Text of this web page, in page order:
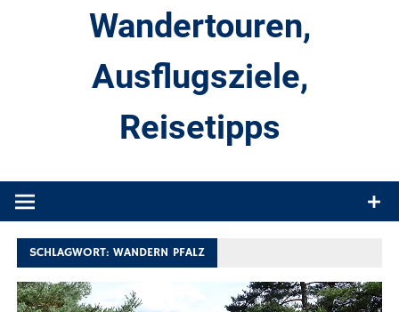
Wandertouren,
Ausflugsziele,
Reisetipps
Produkttests und Buchrezensionen. Ein Blog für alle, die gern
SCHLAGWORT:WANDERN PFALZ